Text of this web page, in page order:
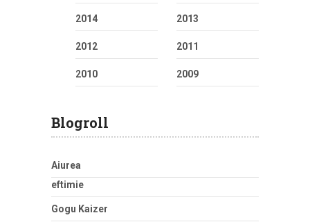
2014 2013
2012 2011
2010 2009
Blogroll
Aiurea
eftimie
Gogu Kaizer